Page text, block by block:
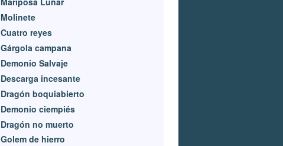
Molinete
Cuatro reyes
Gárgola campana
Demonio Salvaje
Descarga incesante
Dragón boquiabierto
Demonio ciempiés
Dragón no muerto
Golem de hierro